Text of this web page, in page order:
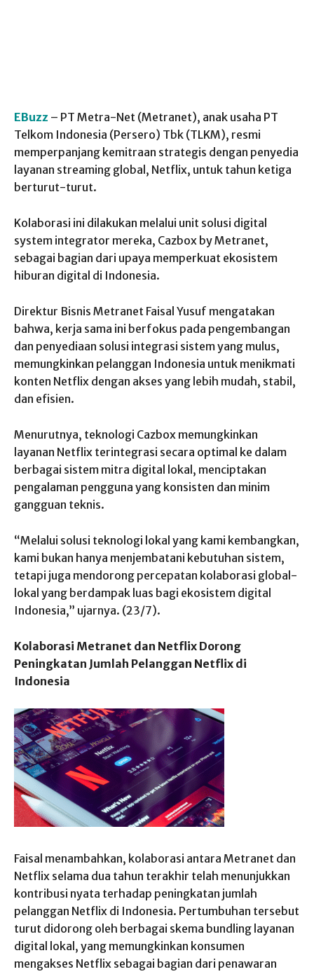
EBuzz – PT Metra-Net (Metranet), anak usaha PT
Telkom Indonesia (Persero) Tbk (TLKM), resmi
memperpanjang kemitraan strategis dengan penyedia
layanan streaming global, Netflix, untuk tahun ketiga
berturut-turut.
Kolaborasi ini dilakukan melalui unit solusi digital
system integrator mereka, Cazbox by Metranet,
sebagai bagian dari upaya memperkuat ekosistem
hiburan digital di Indonesia.
Direktur Bisnis Metranet Faisal Yusuf mengatakan
bahwa, kerja sama ini berfokus pada pengembangan
dan penyediaan solusi integrasi sistem yang mulus,
memungkinkan pelanggan Indonesia untuk menikmati
konten Netflix dengan akses yang lebih mudah, stabil,
dan efisien.
Menurutnya, teknologi Cazbox memungkinkan
layanan Netflix terintegrasi secara optimal ke dalam
berbagai sistem mitra digital lokal, menciptakan
pengalaman pengguna yang konsisten dan minim
gangguan teknis.
“Melalui solusi teknologi lokal yang kami kembangkan,
kami bukan hanya menjembatani kebutuhan sistem,
tetapi juga mendorong percepatan kolaborasi global-
lokal yang berdampak luas bagi ekosistem digital
Indonesia,” ujarnya. (23/7).
Kolaborasi Metranet dan Netflix Dorong
Peningkatan Jumlah Pelanggan Netflix di
Indonesia
Faisal menambahkan, kolaborasi antara Metranet dan
Netflix selama dua tahun terakhir telah menunjukkan
kontribusi nyata terhadap peningkatan jumlah
pelanggan Netflix di Indonesia. Pertumbuhan tersebut
turut didorong oleh berbagai skema bundling layanan
digital lokal, yang memungkinkan konsumen
mengakses Netflix sebagai bagian dari penawaran